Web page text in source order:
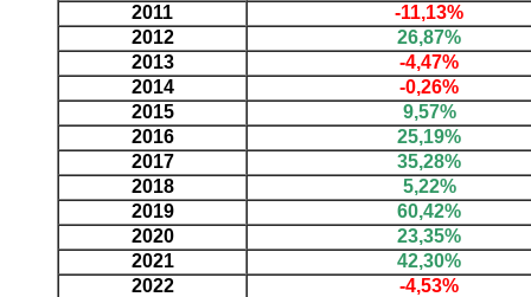
2011
-11,13%
2012
26,87%
2013
-4,47%
2014
-0,26%
2015
9,57%
2016
25,19%
2017
35,28%
2018
5,22%
2019
60,42%
2020
23,35%
2021
42,30%
2022
-4,53%